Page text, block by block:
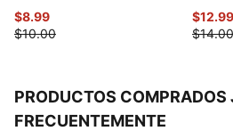
$8.99
$10.00
$12.99
$14.00
PRODUCTOS COMPRADOS
FRECUENTEMENTE